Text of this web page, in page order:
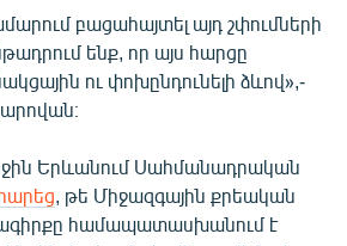
բացահայտել այդ շփումների
ենք, որ այս հարցը
ու փոխընդունելի ձևով»,-
Երևանում Սահմանադրական
, թե Միջազգային քրեական
համապատասխանում է